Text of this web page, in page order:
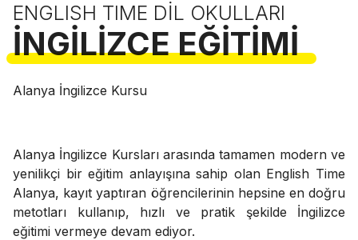
ENGLISH TIME DIL OKULLARI
İNGILIZCE EĞITIMI
Alanya İngilizce Kursu
Alanya İngilizce Kursları arasında tamamen modern ve
yenilikçi bir eğitim anlayışına sahip olan English Time
Alanya, kayıt yaptıran öğrencilerinin hepsine en doğru
metotları kullanıp, hızlı ve pratik şekilde İngilizce
eğitimi vermeye devam ediyor.